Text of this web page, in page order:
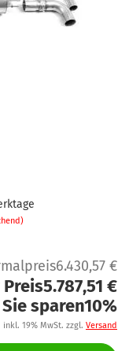
€
€
Sie sparen10%
inkl. 19% MwSt. zzgl. Versand